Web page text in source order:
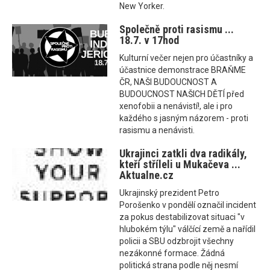
New Yorker.
Společně proti rasismu ...
18.7. v 17hod
Kulturní večer nejen pro účastníky a
účastnice demonstrace BRAŇME
ČR, NAŠI BUDOUCNOST A
BUDOUCNOST NAŠICH DĚTÍ před
xenofobii a nenávistí!, ale i pro
každého s jasným názorem - proti
rasismu a nenávisti.
Ukrajinci zatkli dva radikály,
kteří stříleli u Mukačeva ...
Aktualne.cz
Ukrajinský prezident Petro
Porošenko v pondělí označil incident
za pokus destabilizovat situaci "v
hlubokém týlu" válčící země a nařídil
policii a SBU odzbrojit všechny
nezákonné formace. Žádná
politická strana podle něj nesmí